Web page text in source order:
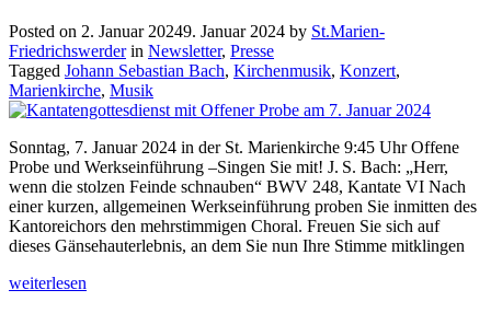
Posted on 2. Januar 20249. Januar 2024 by St.Marien-
Friedrichswerderin Newsletter, Presse
Tagged Johann Sebastian Bach, Kirchenmusik, Konzert,
Marienkirche, Musik
Sonntag, 7. Januar 2024 in der St. Marienkirche 9:45 Uhr Offene
Probe und Werkseinführung –Singen Sie mit! J. S. Bach: „Herr,
wenn die stolzen Feinde schnauben“ BWV 248, Kantate VI Nach
einer kurzen, allgemeinen Werkseinführung proben Sie inmitten des
Kantoreichors den mehrstimmigen Choral. Freuen Sie sich auf
dieses Gänsehauterlebnis, an dem Sie nun Ihre Stimme mitklingen
weiterlesen